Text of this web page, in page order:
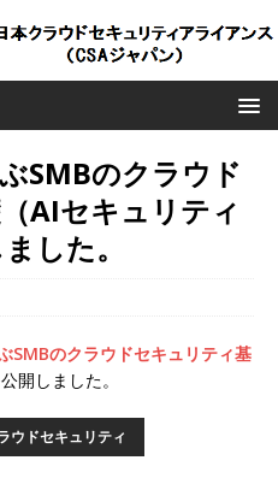
SMBのクラウド
AIセキュリティ
した。
SMBのクラウドセキュリティ基
開しました。
ウドセキュリティ